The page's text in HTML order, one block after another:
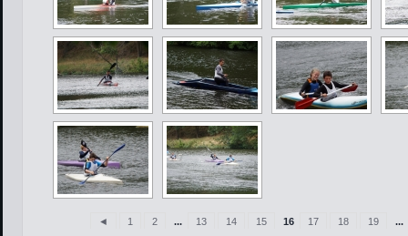
◄ 1 2 ... 13 14 15 16 17 18 19 ...